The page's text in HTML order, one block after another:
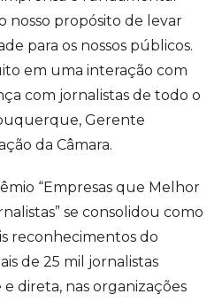
nosso propósito de levar
para os nossos públicos.
em uma interação com
com jornalistas de todo o
Gerente
da Câmara.
“Empresas que Melhor
se consolidou como
reconhecimentos do
de 25 mil jornalistas
direta, nas organizações